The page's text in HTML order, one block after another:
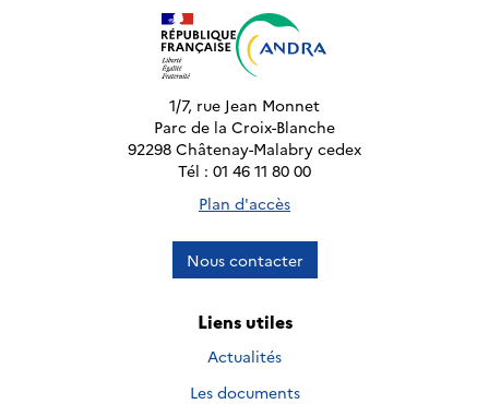
1/7, rue Jean Monnet
Parc de la Croix-Blanche
92298 Châtenay-Malabry cedex
Tél : 01 46 11 80 00
Plan d'accès
Nous contacter
Liens utiles
Actualités
Les documents